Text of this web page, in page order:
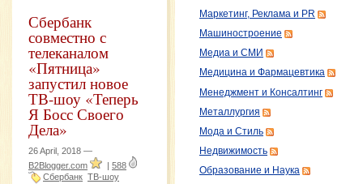
Сбербанк
совместно с
телеканалом
«Пятница»
запустил новое
ТВ-шоу «Теперь
Я Босс Своего
Дела»
26 April, 2018 —
B2Blogger.com
| 588
Сбербанк ТВ-шоу
Маркетинг, Реклама и PR
Машиностроение
Медиа и СМИ
Медицина и Фармацевтика
Менеджмент и Консалтинг
Металлургия
Мода и Стиль
Недвижимость
Образование и Наука